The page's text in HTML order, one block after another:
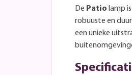
De Patio lamp
robuuste en
een unieke